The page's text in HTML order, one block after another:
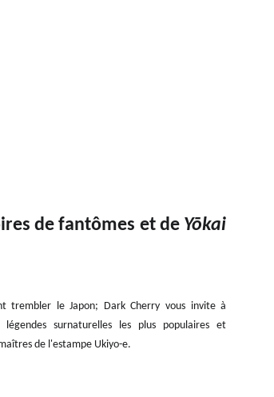
de fantômes et de Yōkai
trembler le Japon; Dark Cherry vous invite à
surnaturelles les plus populaires et
de l'estampe Ukiyo-e.